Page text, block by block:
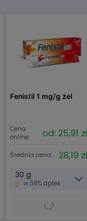
Fenistil 1 mg/g żel
Cena
online:
od: 25,91 zł
Średnia cena: 28,19 zł
30 g
w 38% aptek